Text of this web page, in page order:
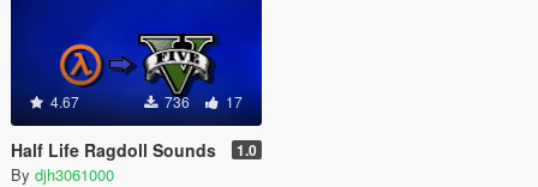
4.67 736 17
Half Life Ragdoll Sounds 1.0
By djh3061000